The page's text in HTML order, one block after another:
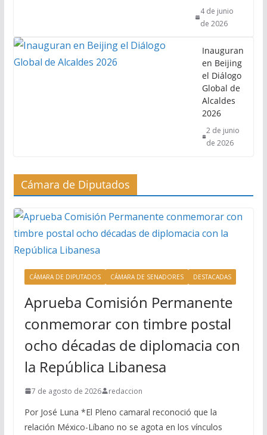
4 de junio
de 2026
Inauguran
en Beijing
el Diálogo
Global de
Alcaldes
2026
2 de junio
de 2026
Cámara de Diputados
CÁMARA DE DIPUTADOS CÁMARA DE SENADORES DESTACADAS
Aprueba Comisión Permanente
conmemorar con timbre postal
ocho décadas de diplomacia con
la República Libanesa
7 de agosto de 2026 redaccion
Por José Luna *El Pleno camaral reconoció que la
relación México-Líbano no se agota en los vínculos